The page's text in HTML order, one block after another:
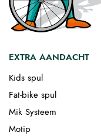
EXTRA AANDACHT
Kids spul
Fat-bike spul
Mik Systeem
Motip